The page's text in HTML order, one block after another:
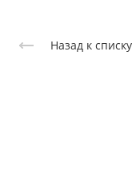
Назад к списку